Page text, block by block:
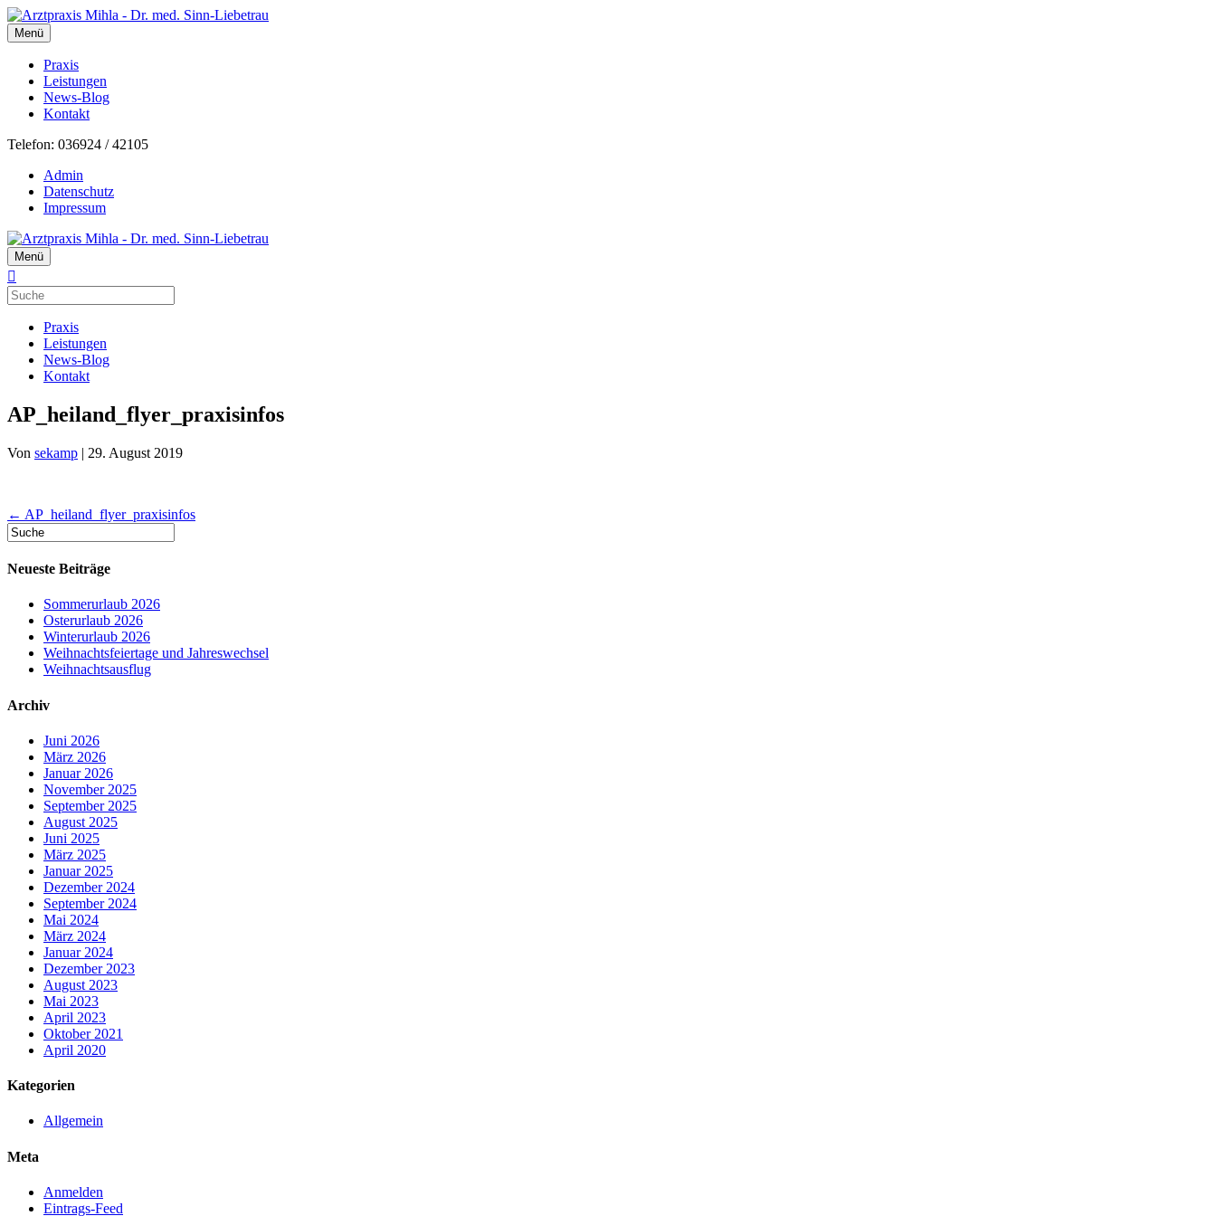
Menü
Praxis
Leistungen
News-Blog
Kontakt
Telefon: 036924 / 42105
Admin
Datenschutz
Impressum
Menü
Praxis
Leistungen
News-Blog
Kontakt
AP_heiland_flyer_praxisinfos
Von sekamp | 29. August 2019
← AP_heiland_flyer_praxisinfos
Neueste Beiträge
Sommerurlaub 2026
Osterurlaub 2026
Winterurlaub 2026
Weihnachtsfeiertage und Jahreswechsel
Weihnachtsausflug
Archiv
Juni 2026
März 2026
Januar 2026
November 2025
September 2025
August 2025
Juni 2025
März 2025
Januar 2025
Dezember 2024
September 2024
Mai 2024
März 2024
Januar 2024
Dezember 2023
August 2023
Mai 2023
April 2023
Oktober 2021
April 2020
Kategorien
Allgemein
Meta
Anmelden
Eintrags-Feed